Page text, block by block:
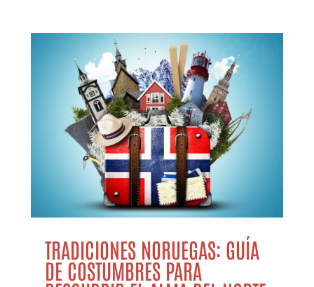
TRADICIONES NORUEGAS: GUÍA
DE COSTUMBRES PARA